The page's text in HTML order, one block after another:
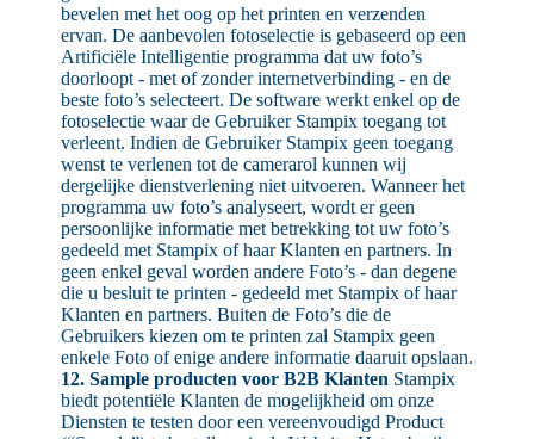
bevelen met het oog op het printen en verzenden
ervan. De aanbevolen fotoselectie is gebaseerd op een
Artificiële Intelligentie programma dat uw foto’s
doorloopt - met of zonder internetverbinding - en de
beste foto’s selecteert. De software werkt enkel op de
fotoselectie waar de Gebruiker Stampix toegang tot
verleent. Indien de Gebruiker Stampix geen toegang
wenst te verlenen tot de camerarol kunnen wij
dergelijke dienstverlening niet uitvoeren. Wanneer het
programma uw foto’s analyseert, wordt er geen
persoonlijke informatie met betrekking tot uw foto’s
gedeeld met Stampix of haar Klanten en partners. In
geen enkel geval worden andere Foto’s - dan degene
die u besluit te printen - gedeeld met Stampix of haar
Klanten en partners. Buiten de Foto’s die de
Gebruikers kiezen om te printen zal Stampix geen
enkele Foto of enige andere informatie daaruit opslaan.
12. Sample producten voor B2B Klanten Stampix
biedt potentiële Klanten de mogelijkheid om onze
Diensten te testen door een vereenvoudigd Product